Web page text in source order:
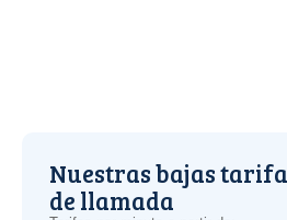
Nuestras bajas
de llamada